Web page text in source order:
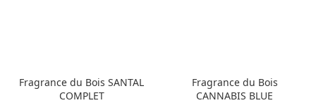
Fragrance du Bois SANTAL
COMPLET
Fragrance du Bois
CANNABIS BLUE